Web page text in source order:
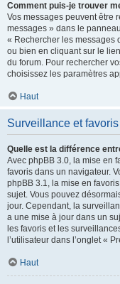
Comment puis-je trouver
Vos messages peuvent être
messages » dans le
« Rechercher les messages
ou bien en cliquant sur le
du forum. Pour rechercher
choisissez les paramètres
Haut
Surveillance et favoris
Quelle est la différence
Avec phpBB 3.0, la mise en
favoris dans un navigateur.
phpBB 3.1, la mise en
sujet. Vous pouvez
jour. Cependant, la
a une mise à jour dans un
les favoris et les
l’utilisateur dans l’onglet «
Haut